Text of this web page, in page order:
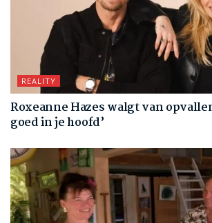
REALITY
Roxeanne Hazes walgt van
goed in je hoofd’